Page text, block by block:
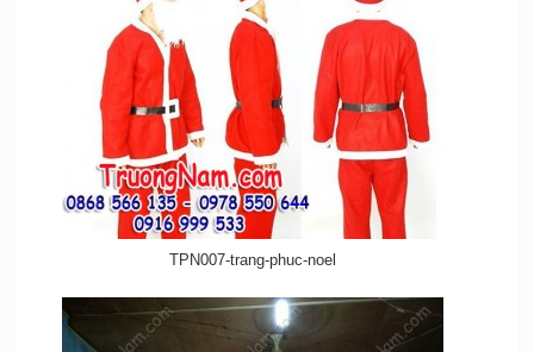
TPN007-trang-phuc-noel